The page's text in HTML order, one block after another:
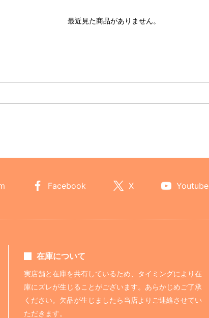
最近見た商品がありません。
Facebook X Youtube
在庫について
実店舗と在庫を共有しているため、タイミングにより在
庫にズレが生じることがございます。あらかじめご了承
ください。欠品が生じましたら当店よりご連絡させてい
ただきます。